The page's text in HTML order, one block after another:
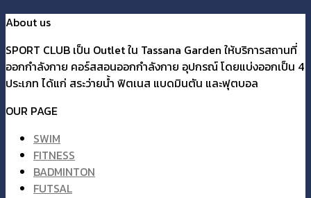
About us
SPORT CLUB เป็น Outlet ใน Tassana Garden ให้บริการสถานที่
ออกกำลังกาย คอร์สสอนออกกำลังกาย อุปกรณ์ โดยแบ่งออกเป็น 4
ประเภท ได้แก่ สระว่ายน้ำ ฟิตเนส แบดมินตัน และฟุตบอล
OUR PAGE
SWIM
FITNESS
BADMINTON
FUTSAL